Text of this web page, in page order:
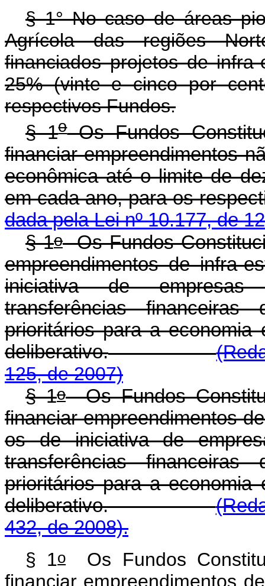
§ 1° No caso de áreas
Agrícola das regiões
financiados projetos de
25% (vinte e cinco por
respectivos Fundos.
§ 1oOs Fundos
financiar empreendimentos
econômica até o limite de
em cada ano, para os
dada pela Lei nº 10.177, de
§ 1oOs Fundos
empreendimentos de infra-
iniciativa de empresas
transferências
prioritários para a economia
deliberativo.
125, de 2007)
§ 1oOs Fundos
financiar empreendimentos
os de iniciativa de
transferências
prioritários para a economia
deliberativo.
432, de 2008).
§ 1oOs Fundos
financiar empreendimentos